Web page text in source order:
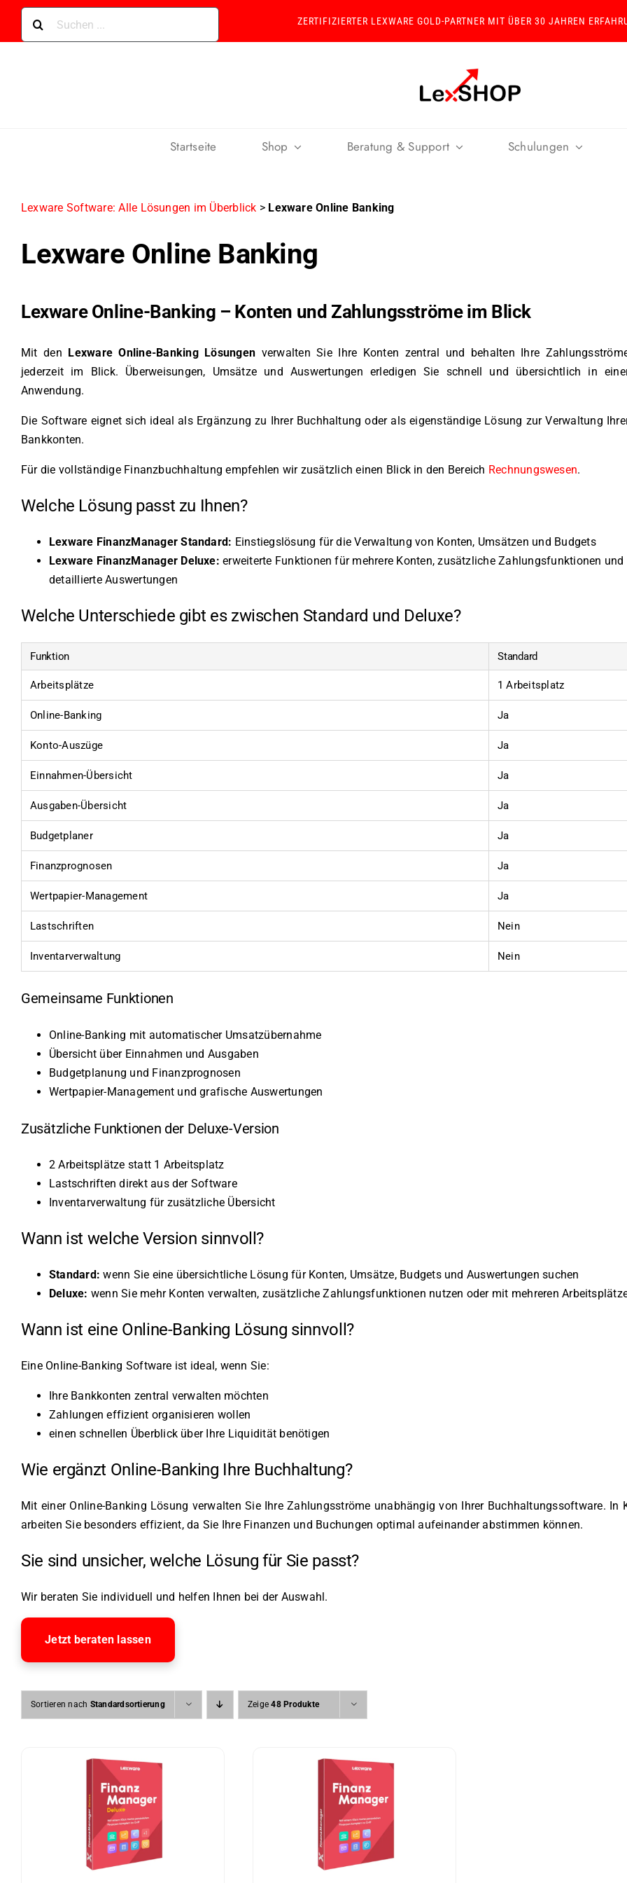
Skip
content
nach:
ZERTIFIZIERTER LEXWARE GOLD-PARTNER MIT ÜBER 30 JAHREN
Startseite Shop Beratung & Support Schulungen
Lexware Software: Alle Lösungen im Überblick > Lexware Online Banking
Lexware Online Banking
Lexware Online-Banking – Konten und Zahlungsströme im Blick
Mit den Lexware Online-Banking Lösungen verwalten Sie Ihre Konten zentral und behalten Ihre
jederzeit im Blick. Überweisungen, Umsätze und Auswertungen erledigen Sie schnell und übersichtlich in
Anwendung.
Die Software eignet sich ideal als Ergänzung zu Ihrer Buchhaltung oder als eigenständige Lösung zur Verwaltung
Bankkonten.
Für die vollständige Finanzbuchhaltung empfehlen wir zusätzlich einen Blick in den Bereich Rechnungswesen.
Welche Lösung passt zu Ihnen?
Lexware FinanzManager Standard: Einstiegslösung für die Verwaltung von Konten, Umsätzen und Budgets
Lexware FinanzManager Deluxe: erweiterte Funktionen für mehrere Konten, zusätzliche Zahlungsfunktionen und
detaillierte Auswertungen
Welche Unterschiede gibt es zwischen Standard und Deluxe?
Funktion Standard
Arbeitsplätze 1 Arbeitsplatz
Online-Banking Ja
Konto-Auszüge Ja
Einnahmen-Übersicht Ja
Ausgaben-Übersicht Ja
Budgetplaner Ja
Finanzprognosen Ja
Wertpapier-Management Ja
Lastschriften Nein
Inventarverwaltung Nein
Gemeinsame Funktionen
Online-Banking mit automatischer Umsatzübernahme
Übersicht über Einnahmen und Ausgaben
Budgetplanung und Finanzprognosen
Wertpapier-Management und grafische Auswertungen
Zusätzliche Funktionen der Deluxe-Version
2 Arbeitsplätze statt 1 Arbeitsplatz
Lastschriften direkt aus der Software
Inventarverwaltung für zusätzliche Übersicht
Wann ist welche Version sinnvoll?
Standard: wenn Sie eine übersichtliche Lösung für Konten, Umsätze, Budgets und Auswertungen suchen
Deluxe: wenn Sie mehr Konten verwalten, zusätzliche Zahlungsfunktionen nutzen oder mit mehreren
Wann ist eine Online-Banking Lösung sinnvoll?
Eine Online-Banking Software ist ideal, wenn Sie:
Ihre Bankkonten zentral verwalten möchten
Zahlungen effizient organisieren wollen
einen schnellen Überblick über Ihre Liquidität benötigen
Wie ergänzt Online-Banking Ihre Buchhaltung?
Mit einer Online-Banking Lösung verwalten Sie Ihre Zahlungsströme unabhängig von Ihrer Buchhaltungssoftware.
arbeiten Sie besonders effizient, da Sie Ihre Finanzen und Buchungen optimal aufeinander abstimmen können.
Sie sind unsicher, welche Lösung für Sie passt?
Wir beraten Sie individuell und helfen Ihnen bei der Auswahl.
Jetzt beraten lassen
Sortieren nach Standardsortierung Zeige48 Produkte